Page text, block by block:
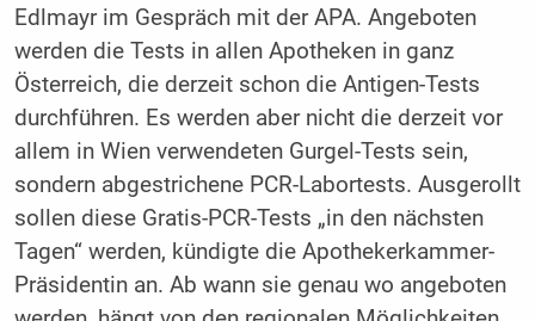
Edlmayr im Gespräch mit der APA. Angeboten
werden die Tests in allen Apotheken in ganz
Österreich, die derzeit schon die Antigen-Tests
durchführen. Es werden aber nicht die derzeit vor
allem in Wien verwendeten Gurgel-Tests sein,
sondern abgestrichene PCR-Labortests. Ausgerollt
sollen diese Gratis-PCR-Tests „in den nächsten
Tagen“ werden, kündigte die Apothekerkammer-
Präsidentin an. Ab wann sie genau wo angeboten